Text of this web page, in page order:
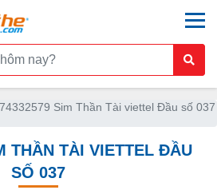
Sim Thần Tài viettel Đầu số 037
THẦN TÀI VIETTEL ĐẦU
SỐ 037